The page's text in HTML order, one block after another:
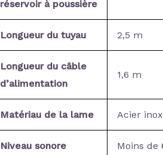
réservoir à poussière
Longueur du tuyau 2,5 m
Longueur du câble
d’alimentation
1,6 m
Matériau de la lame Acier
Niveau sonore Moins de